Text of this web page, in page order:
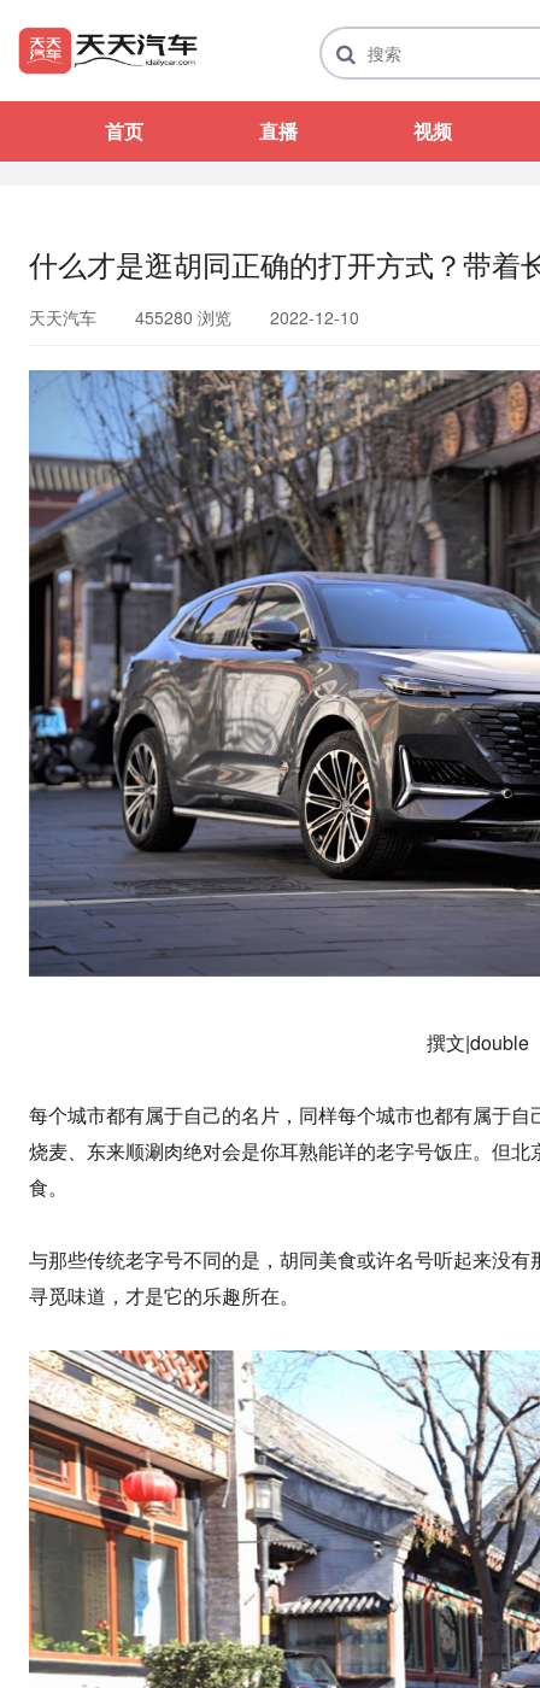
首页 直播 视频
什么才是逛胡同正确的打开方式？带着
天天汽车 455280 浏览 2022-12-10
撰文|double
每个城市都有属于自己的名片，同样每个城市也都有属于
烧麦、东来顺涮肉绝对会是你耳熟能详的老字号饭庄。但
食。
与那些传统老字号不同的是，胡同美食或许名号听起来没
寻觅味道，才是它的乐趣所在。